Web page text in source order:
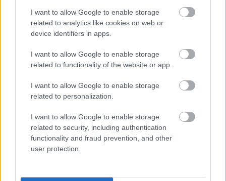
I want to allow Google to enable storage
related to analytics like cookies on web or
device identifiers in apps.
I want to allow Google to enable storage
related to functionality of the website or app.
I want to allow Google to enable storage
related to personalization.
I want to allow Google to enable storage
related to security, including authentication
functionality and fraud prevention, and other
user protection.
3.
4.